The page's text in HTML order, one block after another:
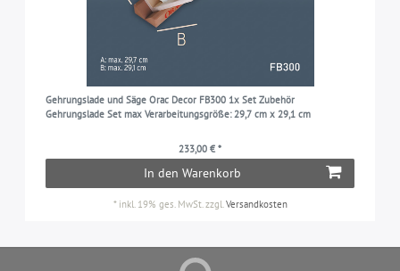
Gehrungslade und Säge Orac Decor FB300 1x Set Zubehör
Gehrungslade Set max Verarbeitungsgröße: 29,7 cm x 29,1 cm
233,00 € *
In den Warenkorb
* inkl. 19% ges. MwSt.zzgl.Versandkosten